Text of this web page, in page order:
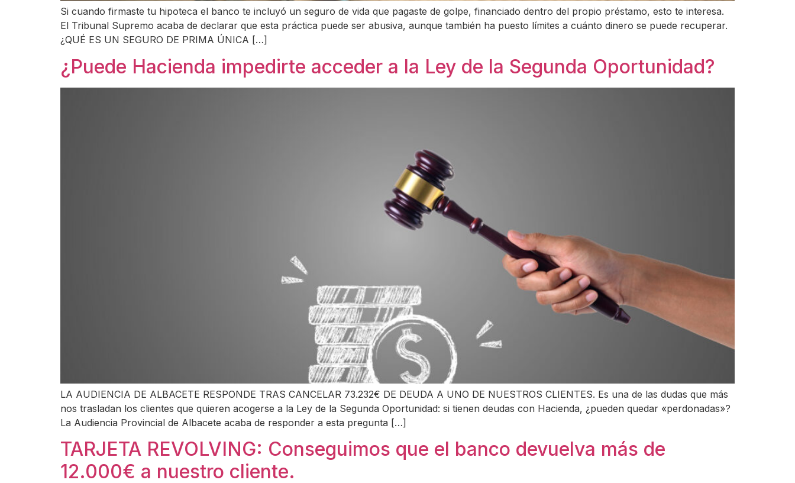
Si cuando firmaste tu hipoteca el banco te incluyó un seguro de vida que pagaste de golpe, financiado dentro del propio préstamo, esto te interesa.
El Tribunal Supremo acaba de declarar que esta práctica puede ser abusiva, aunque también ha puesto límites a cuánto dinero se puede recuperar.
¿QUÉ ES UN SEGURO DE PRIMA ÚNICA […]
¿Puede Hacienda impedirte acceder a la Ley de la Segunda Oportunidad?
LA AUDIENCIA DE ALBACETE RESPONDE TRAS CANCELAR 73.232€ DE DEUDA A UNO DE NUESTROS CLIENTES. Es una de las dudas que más
nos trasladan los clientes que quieren acogerse a la Ley de la Segunda Oportunidad: si tienen deudas con Hacienda, ¿pueden quedar «perdonadas»?
La Audiencia Provincial de Albacete acaba de responder a esta pregunta […]
TARJETA REVOLVING: Conseguimos que el banco devuelva más de
12.000€ a nuestro cliente.